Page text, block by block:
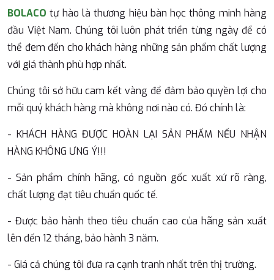
BOLACO tự hào là thương hiệu bàn học thông minh hàng
đầu Việt Nam. Chúng tôi luôn phát triển từng ngày để có
thể đem đến cho khách hàng những sản phẩm chất lượng
với giá thành phù hợp nhất.
Chúng tôi sở hữu cam kết vàng để đảm bảo quyền lợi cho
mỗi quý khách hàng mà không nơi nào có. Đó chính là:
- KHÁCH HÀNG ĐƯỢC HOÀN LẠI SẢN PHẨM NẾU NHẬN
HÀNG KHÔNG ƯNG Ý!!!
- Sản phẩm chính hãng, có nguồn gốc xuất xứ rõ ràng,
chất lượng đạt tiêu chuẩn quốc tế.
- Được bảo hành theo tiêu chuẩn cao của hãng sản xuất
lên đến 12 tháng, bảo hành 3 năm.
- Giá cả chúng tôi đưa ra cạnh tranh nhất trên thị trường.